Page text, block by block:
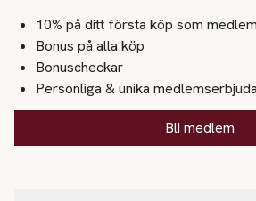
10% på ditt första köp som
Bonus på alla köp
Bonuscheckar
Personliga & unika
Bli medlem